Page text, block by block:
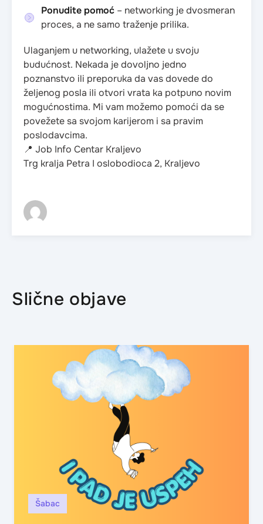
Ponudite pomoć – networking je dvosmeran
proces, a ne samo traženje prilika.
Ulaganjem u networking, ulažete u svoju
budućnost. Nekada je dovoljno jedno
poznanstvo ili preporuka da vas dovede do
željenog posla ili otvori vrata ka potpuno novim
mogućnostima. Mi vam možemo pomoći da se
povežete sa svojom karijerom i sa pravim
poslodavcima.
📍 Job Info Centar Kraljevo
Trg kralja Petra I oslobodioca 2, Kraljevo
Slične objave
Šabac